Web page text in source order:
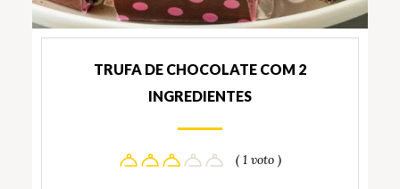
TRUFA DE CHOCOLATE COM 2
INGREDIENTES
( 1 voto )